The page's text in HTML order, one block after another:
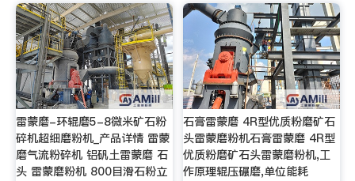
雷蒙磨-环辊磨5-8微米矿石粉
碎机超细磨粉机_产品详情 雷蒙
磨气流粉碎机 铝矾土雷蒙磨 石
头 雷蒙磨粉机 800目滑石粉立
石膏雷蒙磨 4R型优质粉磨矿石
头雷蒙磨粉机石膏雷蒙磨 4R型
优质粉磨矿石头雷蒙磨粉机,工
作原理辊压碾磨,单位能耗